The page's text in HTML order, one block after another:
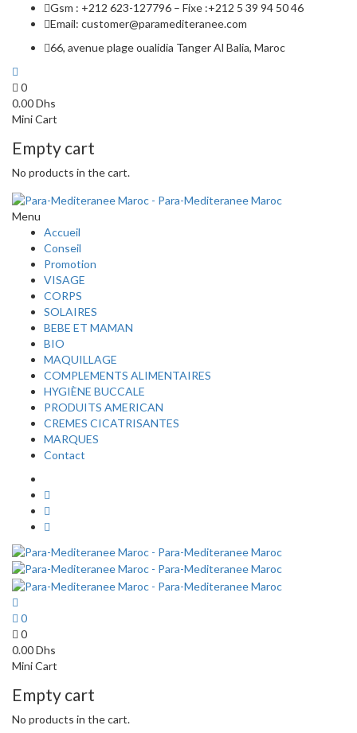
Gsm : +212 623-127796 – Fixe :+212 5 39 94 50 46
Email: customer@paramediteranee.com
66, avenue plage oualidia Tanger Al Balia, Maroc
0
0.00Dhs
Mini Cart
Empty cart
No products in the cart.
Menu
Accueil
Conseil
Promotion
VISAGE
CORPS
SOLAIRES
BEBE ET MAMAN
BIO
MAQUILLAGE
COMPLEMENTS ALIMENTAIRES
HYGIÈNE BUCCALE
PRODUITS AMERICAN
CREMES CICATRISANTES
MARQUES
Contact
0
0
0.00Dhs
Mini Cart
Empty cart
No products in the cart.